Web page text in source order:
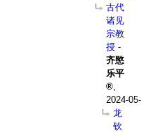
古代
诸见
宗教
授 -
齐愍
乐平
2024-
龙
钦